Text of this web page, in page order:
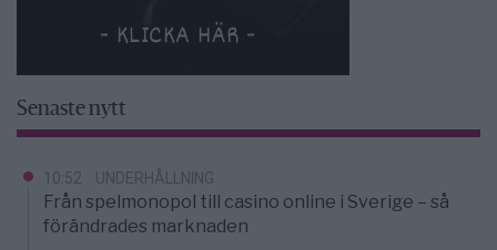
Senaste nytt
10:52 UNDERHÅLLNING
Från spelmonopol till casino online i Sverige – så
förändrades marknaden